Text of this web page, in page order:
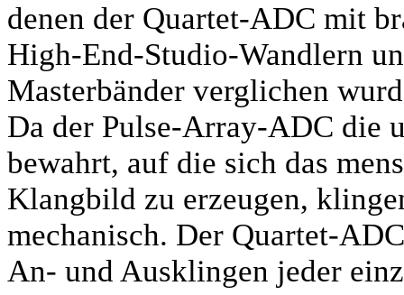
denen der Quartet-ADC mit
High-End-Studio-Wandlern
Masterbänder verglichen
Da der Pulse-Array-ADC die
bewahrt, auf die sich das
Klangbild zu erzeugen,
mechanisch. Der Quartet-
An- und Ausklingen jeder